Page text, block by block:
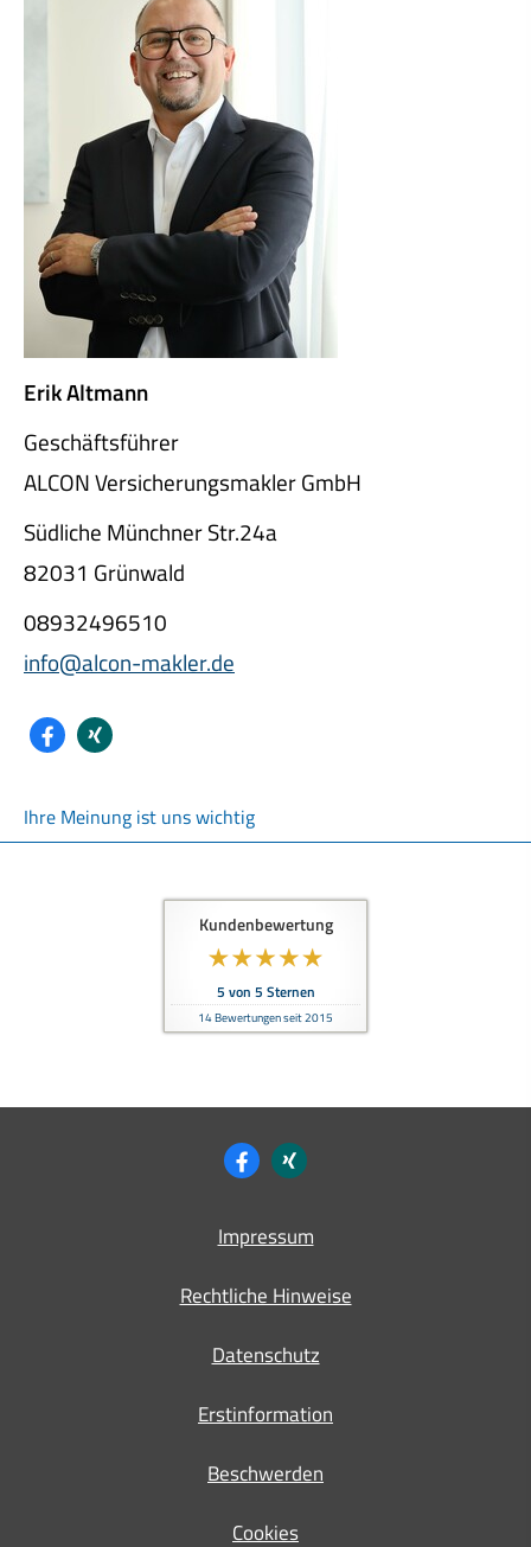
Erik Altmann
Geschäftsführer
ALCON Ver­sicherungs­makler GmbH
Südliche Münchner Str.24a
82031 Grünwald
08932496510
info@alcon-makler.de
Ihre Meinung ist uns wichtig
Kundenbewertung
5 von 5 Sternen
14Bewertungen seit 2015
Impressum
Rechtliche Hinweise
Datenschutz
Erstinformation
Beschwerden
Cookies